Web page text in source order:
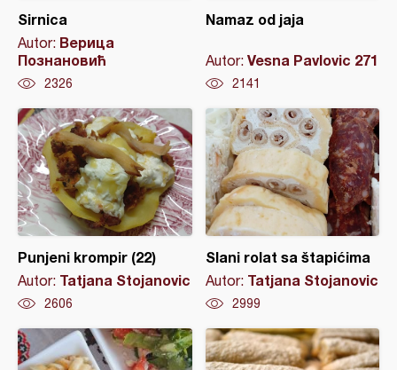
Sirnica
Autor: Верица
Познановић
2326
Namaz od jaja
Autor: Vesna Pavlovic 271
2141
Punjeni krompir (22)
Autor: Tatjana Stojanovic
2606
Slani rolat sa štapićima
Autor: Tatjana Stojanovic
2999